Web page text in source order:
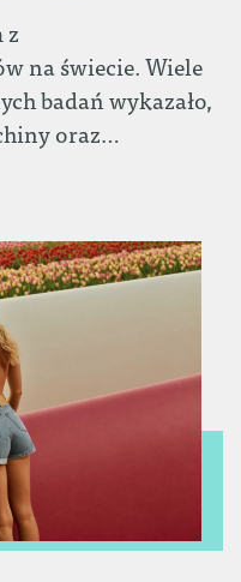
z
na świecie. Wiele
badań wykazało,
oraz…